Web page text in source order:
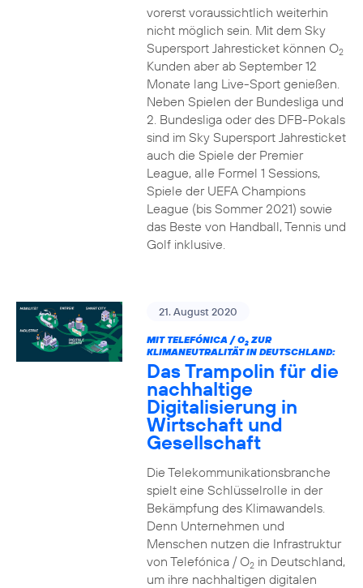
vorerst voraussichtlich weiterhin
nicht möglich sein. Mit dem Sky
Supersport Jahresticket können O2
Kunden aber ab September 12
Monate lang Live-Sport genießen.
Neben Spielen der Bundesliga und
2. Bundesliga oder des DFB-Pokals
sind im Sky Supersport Jahresticket
auch die Spiele der Premier
League, alle Formel 1 Sessions,
Spiele der UEFA Champions
League (bis Sommer 2021) sowie
das Beste von Handball, Tennis und
Golf inklusive.
21. August 2020
MIT TELEFÓNICA / O2ZUR
KLIMANEUTRALITÄT IN DEUTSCHLAND:
Das Trampolin für die
nachhaltige
Digitalisierung in
Wirtschaft und
Gesellschaft
Die Telekommunikationsbranche
spielt eine Schlüsselrolle in der
Bekämpfung des Klimawandels.
Denn Unternehmen und
Menschen nutzen die Infrastruktur
von Telefónica / O2in Deutschland,
um ihre nachhaltigen digitalen